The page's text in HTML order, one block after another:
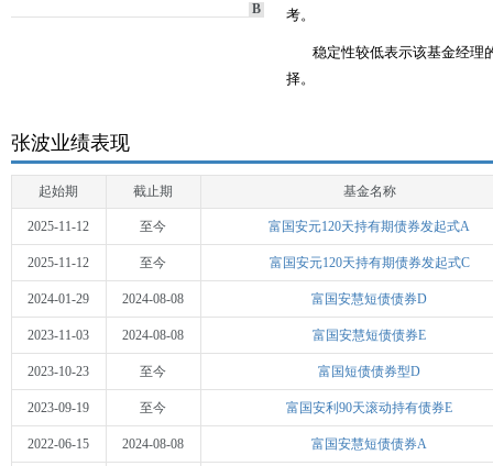
B
考。
稳定性较低表示该基金经理
择。
张波业绩表现
起始期 截止期 基金名称
2025-11-12 至今 富国安元120天持有期债券发起式A
2025-11-12 至今 富国安元120天持有期债券发起式C
2024-01-29 2024-08-08 富国安慧短债债券D
2023-11-03 2024-08-08 富国安慧短债债券E
2023-10-23 至今 富国短债债券型D
2023-09-19 至今 富国安利90天滚动持有债券E
2022-06-15 2024-08-08 富国安慧短债债券A